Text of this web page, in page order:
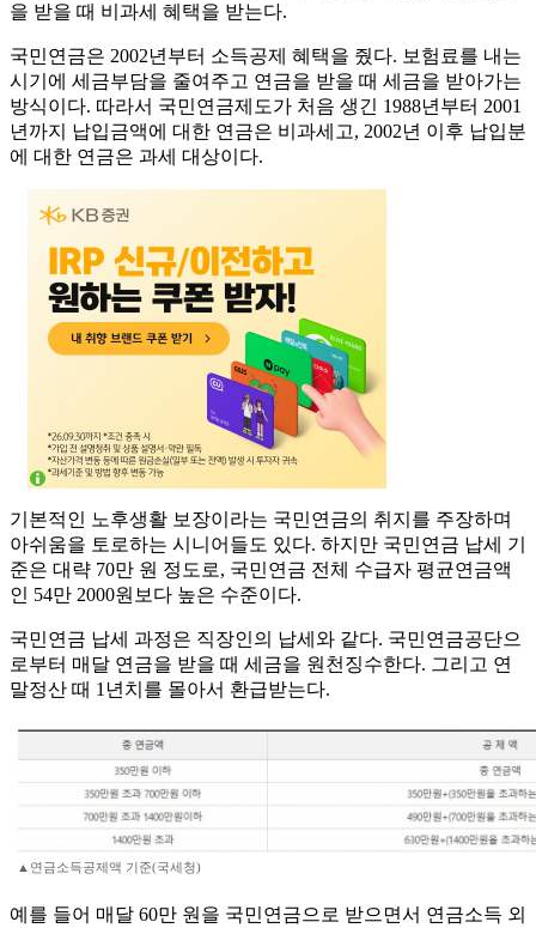
을 받을 때 비과세 혜택을 받는다.
국민연금은 2002년부터 소득공제 혜택을 줬다. 보험료를 내는
시기에 세금부담을 줄여주고 연금을 받을 때 세금을 받아가는
방식이다. 따라서 국민연금제도가 처음 생긴 1988년부터 2001
년까지 납입금액에 대한 연금은 비과세고, 2002년 이후 납입분
에 대한 연금은 과세 대상이다.
기본적인 노후생활 보장이라는 국민연금의 취지를 주장하며
아쉬움을 토로하는 시니어들도 있다. 하지만 국민연금 납세 기
준은 대략 70만 원 정도로, 국민연금 전체 수급자 평균연금액
인 54만 2000원보다 높은 수준이다.
국민연금 납세 과정은 직장인의 납세와 같다. 국민연금공단으
로부터 매달 연금을 받을 때 세금을 원천징수한다. 그리고 연
말정산 때 1년치를 몰아서 환급받는다.
▲연금소득공제액 기준(국세청)
예를 들어 매달 60만 원을 국민연금으로 받으면서 연금소득 외